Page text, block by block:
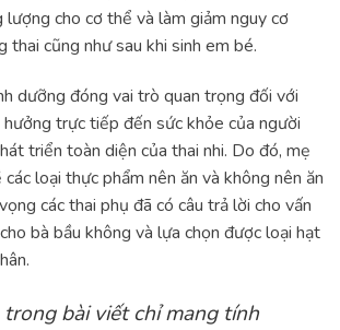
lượng cho cơ thể và làm giảm nguy cơ
thai cũng như sau khi sinh em bé.
dưỡng đóng vai trò quan trọng đối với
trực tiếp đến sức khỏe của người
triển toàn diện của thai nhi. Do đó, mẹ
loại thực phẩm nên ăn và không nên ăn
các thai phụ đã có câu trả lời cho vấn
bà bầu không và lựa chọn được loại hạt
bài viết chỉ mang tính